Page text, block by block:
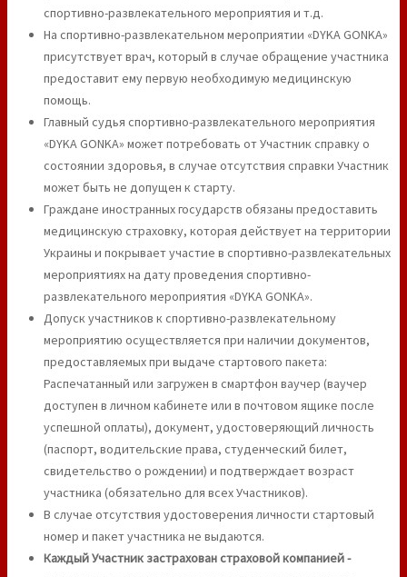
спортивно-развлекательного мероприятия и т.д.
На спортивно-развлекательном мероприятии «DYKA GONKA»
присутствует врач, который в случае обращение участника
предоставит ему первую необходимую медицинскую
помощь.
Главный судья спортивно-развлекательного мероприятия
«DYKA GONKA» может потребовать от Участник справку о
состоянии здоровья, в случае отсутствия справки Участник
может быть не допущен к старту.
Граждане иностранных государств обязаны предоставить
медицинскую страховку, которая действует на территории
Украины и покрывает участие в спортивно-развлекательных
мероприятиях на дату проведения спортивно-
развлекательного мероприятия «DYKA GONKA».
Допуск участников к спортивно-развлекательному
мероприятию осуществляется при наличии документов,
предоставляемых при выдаче стартового пакета:
Распечатанный или загружен в смартфон ваучер (ваучер
доступен в личном кабинете или в почтовом ящике после
успешной оплаты), документ, удостоверяющий личность
(паспорт, водительские права, студенческий билет,
свидетельство о рождении) и подтверждает возраст
участника (обязательно для всех Участников).
В случае отсутствия удостоверения личности стартовый
номер и пакет участника не выдаются.
Каждый Участник застрахован страховой компанией -